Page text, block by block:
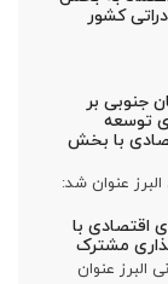
کشور
جنوبی بر
توسعه
با بخش
عنوان شد:
اقتصادی با
مشترک
البرز عنوان